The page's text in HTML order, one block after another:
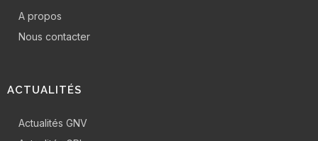
A propos
Nous contacter
ACTUALITÉS
Actualités GNV